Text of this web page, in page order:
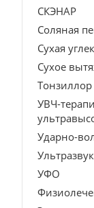
СКЭНАР
Соляная
Сухая
Сухое
Тонзиллор
УВЧ-
Ударно-
УФО